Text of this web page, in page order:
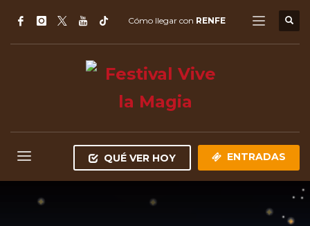
Cómo llegar con RENFE
QUÉ VER HOY ENTRADAS